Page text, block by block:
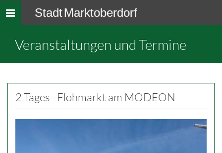
Toggle
navigation
Stadt Marktoberdorf
Veranstaltungen und Termine
2 Tages - Flohmarkt am MODEON